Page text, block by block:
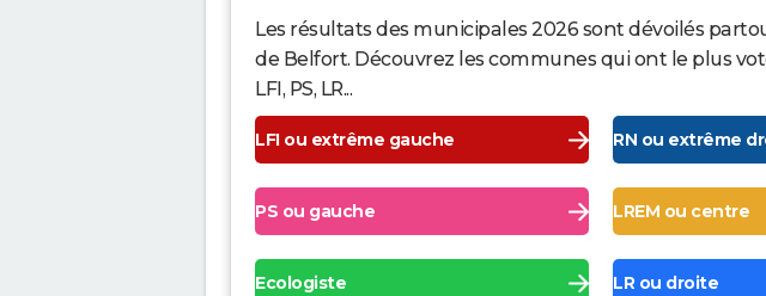
Les résultats des municipales 2026 sont dévoilés
de Belfort. Découvrez les communes qui ont le plus
LFI, PS, LR...
LFI ou extrême gauche RN ou extrême
PS ou gauche LREM ou centre
Ecologiste LR ou droite